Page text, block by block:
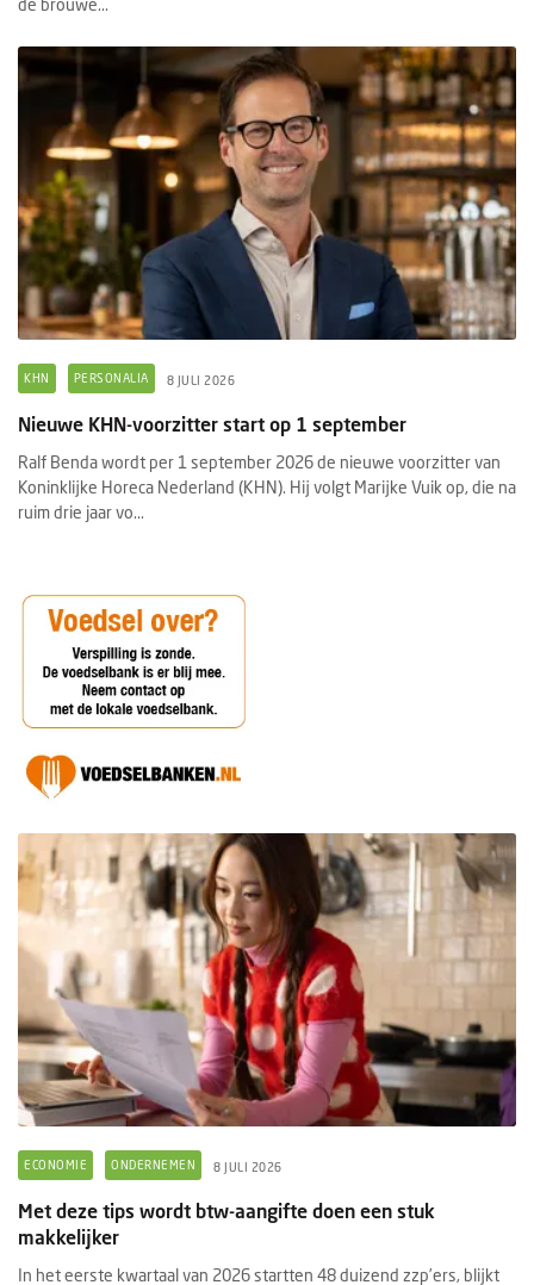
KHN PERSONALIA 8 JULI 2026
Nieuwe KHN-voorzitter start op 1 september
Ralf Benda wordt per 1 september 2026 de nieuwe voorzitter van
Koninklijke Horeca Nederland (KHN). Hij volgt Marijke Vuik op, die na
ruim drie jaar vo...
ECONOMIE ONDERNEMEN 8 JULI 2026
Met deze tips wordt btw-aangifte doen een stuk
makkelijker
In het eerste kwartaal van 2026 startten 48 duizend zzp’ers, blijkt